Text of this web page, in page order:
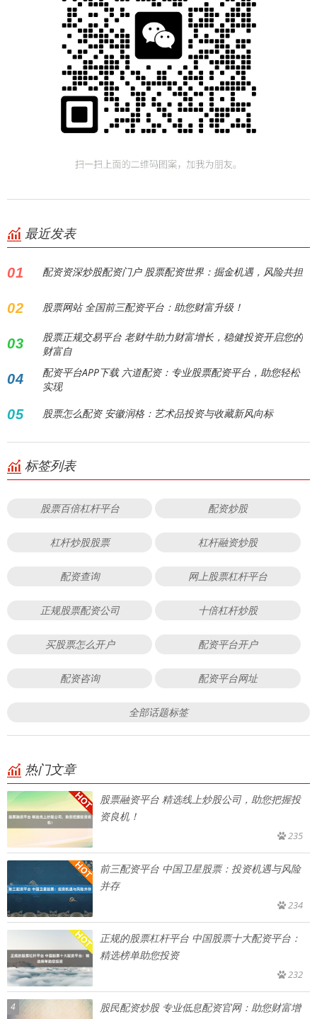
最近发表
01 配资资深炒股配资门户 股票配资世界：掘金机遇，风险共担
02 股票网站 全国前三配资平台：助您财富升级！
03
股票正规交易平台 老财牛助力财富增长，稳健投资开启您的
财富自
04
配资平台APP下载 六道配资：专业股票配资平台，助您轻松
实现
05 股票怎么配资 安徽润格：艺术品投资与收藏新风向标
标签列表
股票百倍杠杆平台 配资炒股
杠杆炒股股票 杠杆融资炒股
配资查询 网上股票杠杆平台
正规股票配资公司 十倍杠杆炒股
买股票怎么开户 配资平台开户
配资咨询 配资平台网址
全部话题标签
热门文章
股票融资平台 精选线上炒股公司，助您把握投
资良机！
235
前三配资平台 中国卫星股票：投资机遇与风险
并存
234
正规的股票杠杆平台 中国股票十大配资平台：
精选榜单助您投资
232
4
股民配资炒股 专业低息配资官网：助您财富增